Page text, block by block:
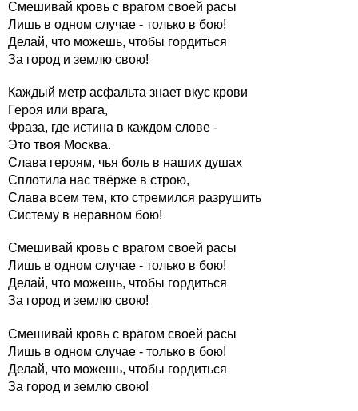
Смешивай кровь с врагом своей расы
Лишь в одном случае - только в бою!
Делай, что можешь, чтобы гордиться
За город и землю свою!
Каждый метр асфальта знает вкус крови
Героя или врага,
Фраза, где истина в каждом слове -
Это твоя Москва.
Слава героям, чья боль в наших душах
Сплотила нас твёрже в строю,
Слава всем тем, кто стремился разрушить
Систему в неравном бою!
Смешивай кровь с врагом своей расы
Лишь в одном случае - только в бою!
Делай, что можешь, чтобы гордиться
За город и землю свою!
Смешивай кровь с врагом своей расы
Лишь в одном случае - только в бою!
Делай, что можешь, чтобы гордиться
За город и землю свою!